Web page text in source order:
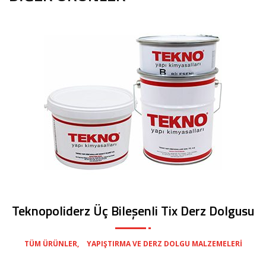
Teknopoliderz Üç Bileşenli Tix Derz Dolgusu
TÜM ÜRÜNLER YAPIŞTIRMA VE DERZ DOLGU MALZEMELERI